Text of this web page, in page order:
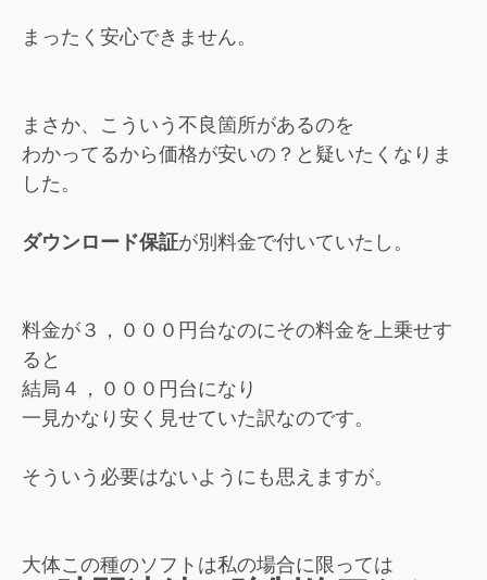
まったく安心できません。
まさか、こういう不良箇所があるのを
わかってるから価格が安いの？と疑いたくなりま
した。
ダウンロード保証が別料金で付いていたし。
料金が３，０００円台なのにその料金を上乗せす
ると
結局４，０００円台になり
一見かなり安く見せていた訳なのです。
そういう必要はないようにも思えますが。
大体この種のソフトは私の場合に限っては